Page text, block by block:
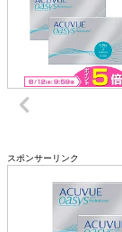
スポンサーリンク